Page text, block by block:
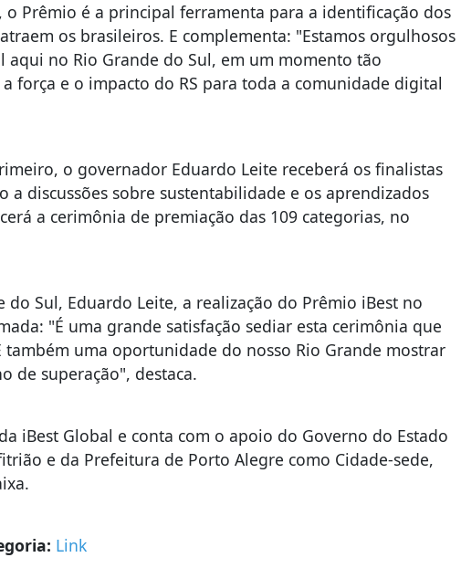
o Prêmio é a principal ferramenta para a identificação dos
os brasileiros. E complementa: "Estamos orgulhosos
no Rio Grande do Sul, em um momento tão
força e o impacto do RS para toda a comunidade digital
o governador Eduardo Leite receberá os finalistas
a discussões sobre sustentabilidade e os aprendizados
a cerimônia de premiação das 109 categorias, no
Sul, Eduardo Leite, a realização do Prêmio iBest no
"É uma grande satisfação sediar esta cerimônia que
uma oportunidade do nosso Rio Grande mostrar
de superação", destaca.
iBest Global e conta com o apoio do Governo do Estado
e da Prefeitura de Porto Alegre como Cidade-sede,
Link